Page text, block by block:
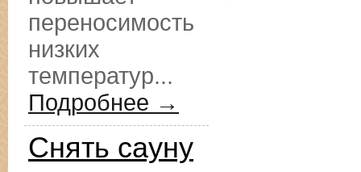
переносимость
низких
температур...
Подробнее →
Снять сауну